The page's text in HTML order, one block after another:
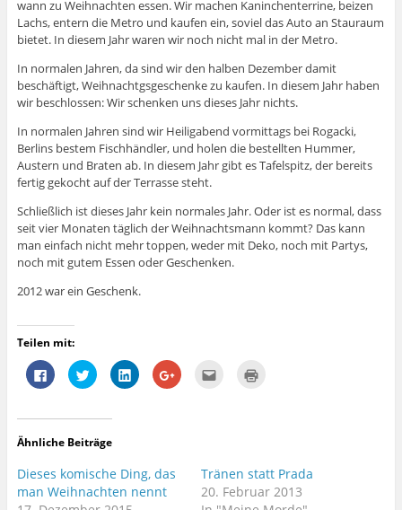
wann zu Weihnachten essen. Wir machen Kaninchenterrine, beizen
Lachs, entern die Metro und kaufen ein, soviel das Auto an Stauraum
bietet. In diesem Jahr waren wir noch nicht mal in der Metro.
In normalen Jahren, da sind wir den halben Dezember damit
beschäftigt, Weihnachtgsgeschenke zu kaufen. In diesem Jahr haben
wir beschlossen: Wir schenken uns dieses Jahr nichts.
In normalen Jahren sind wir Heiligabend vormittags bei Rogacki,
Berlins bestem Fischhändler, und holen die bestellten Hummer,
Austern und Braten ab. In diesem Jahr gibt es Tafelspitz, der bereits
fertig gekocht auf der Terrasse steht.
Schließlich ist dieses Jahr kein normales Jahr. Oder ist es normal, dass
seit vier Monaten täglich der Weihnachtsmann kommt? Das kann
man einfach nicht mehr toppen, weder mit Deko, noch mit Partys,
noch mit gutem Essen oder Geschenken.
2012 war ein Geschenk.
Teilen mit:
K
l
u
m
u
f
F
a
K
l
u
m
b
e
r
T
K
l
u
f
L
i
Z
u
a
u
i
e
e
m
A
u
s
Ähnliche Beiträge
Dieses komische Ding, das
man Weihnachten nennt
Tränen statt Prada
20. Februar 2013